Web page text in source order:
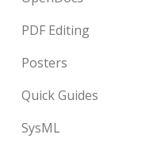
PDF Editing
Posters
Quick Guides
SysML